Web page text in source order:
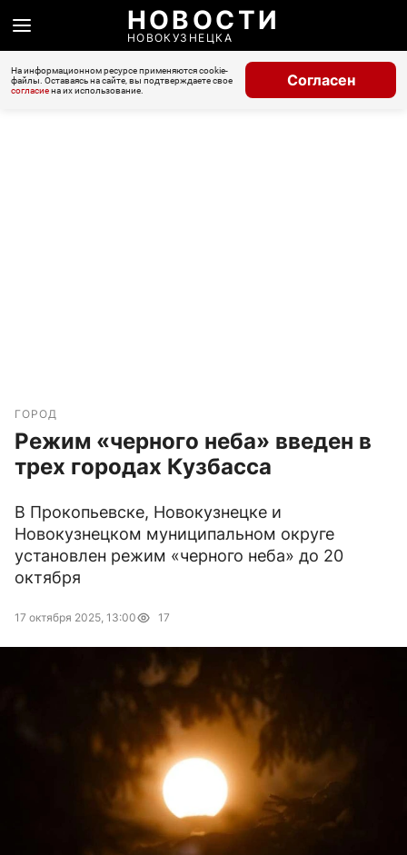
НОВОСТИ
НОВОКУЗНЕЦКА
На информационном ресурсе применяются cookie-
файлы. Оставаясь на сайте, вы подтверждаете свое
согласиена их использование.
Согласен
ГОРОД
Режим «черного неба» введен в
трех городах Кузбасса
В Прокопьевске, Новокузнецке и
Новокузнецком муниципальном округе
установлен режим «черного неба» до 20
октября
17 октября 2025, 13:00 17